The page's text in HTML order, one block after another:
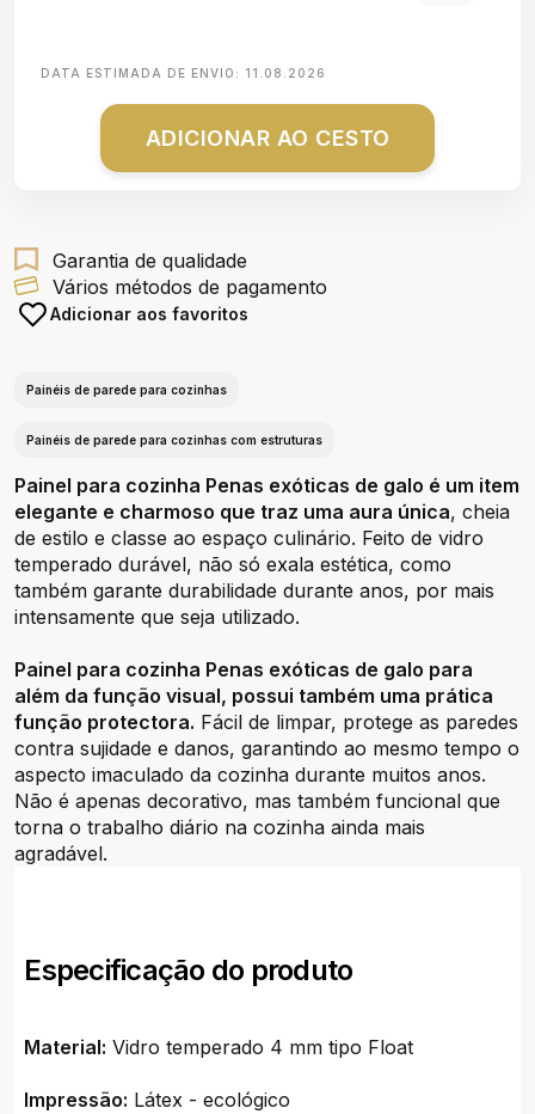
DATA ESTIMADA DE ENVIO: 11.08.2026
ADICIONAR AO CESTO
Garantia de qualidade
Vários métodos de pagamento
Adicionar aos favoritos
Painéis de parede para cozinhas
Painéis de parede para cozinhas com estruturas
Painel para cozinha Penas exóticas de galo é um item
elegante e charmoso que traz uma aura única, cheia
de estilo e classe ao espaço culinário. Feito de vidro
temperado durável, não só exala estética, como
também garante durabilidade durante anos, por mais
intensamente que seja utilizado.
Painel para cozinha Penas exóticas de galo para
além da função visual, possui também uma prática
função protectora. Fácil de limpar, protege as paredes
contra sujidade e danos, garantindo ao mesmo tempo o
aspecto imaculado da cozinha durante muitos anos.
Não é apenas decorativo, mas também funcional que
torna o trabalho diário na cozinha ainda mais
agradável.
Especificação do produto
Material: Vidro temperado 4 mm tipo Float
Impressão: Látex - ecológico